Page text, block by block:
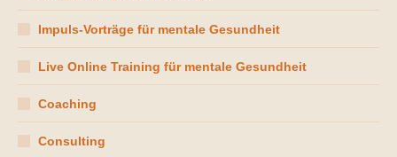
Impuls-Vorträge für mentale Gesundheit
Live Online Training für mentale Gesundheit
Coaching
Consulting